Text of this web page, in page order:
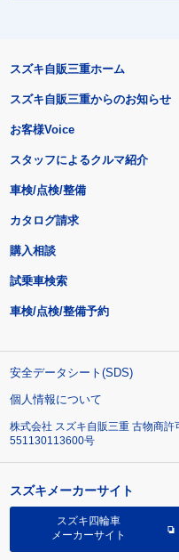
スズキ自販三重ホーム
スズキ自販三重からのお知らせ
お客様Voice
スタッフによるクルマ紹介
車検/点検/整備
カタログ請求
購入相談
試乗車検索
車検/点検/整備予約
安全データシート(SDS)
個人情報について
株式会社 スズキ自販三重 古物商
551130113600号
スズキメーカーサイト
スズキ四輪車
メーカーサイト